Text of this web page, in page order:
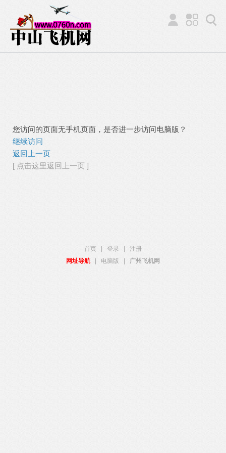
您访问的页面无手机页面，是否进一步访问电脑版？
继续访问
返回上一页
[ 点击这里返回上一页 ]
首页 登录
注册
网址导航
电脑版 广州飞机网